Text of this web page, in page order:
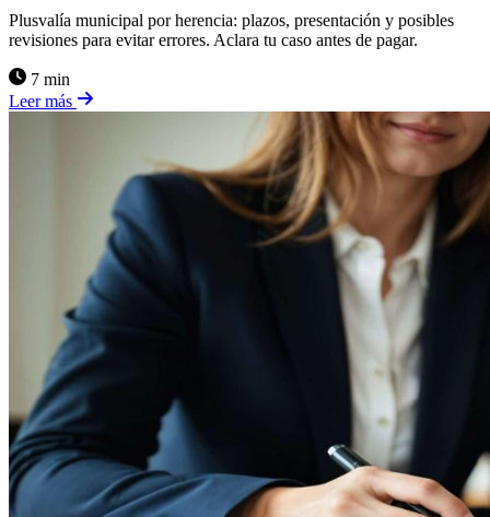
Plusvalía municipal por herencia: plazos, presentación y posibles
revisiones para evitar errores. Aclara tu caso antes de pagar.
7 min
Leer más